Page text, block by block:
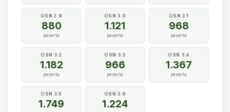
OSN 2.9
880
peserta
OSN 3.0
1.121
peserta
OSN 3.1
968
peserta
OSN 3.2
1.182
peserta
OSN 3.3
966
peserta
OSN 3.4
1.367
peserta
OSN 3.5
1.749
OSN 3.6
1.224